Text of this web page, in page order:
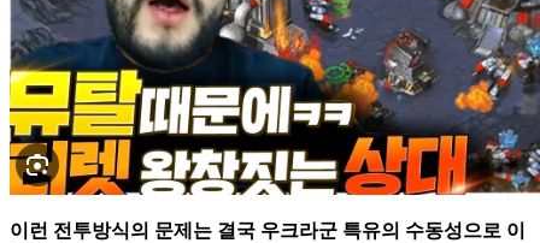
이런 전투방식의 문제는 결국 우크라군 특유의 수동성으로 이